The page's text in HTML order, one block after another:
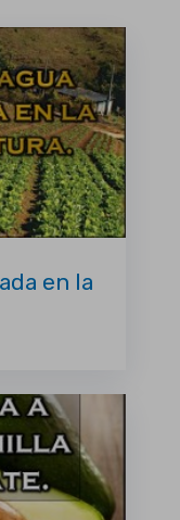
en la